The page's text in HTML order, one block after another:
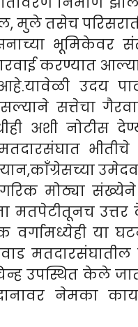
मुले तसेच
भूमिकेवर
करण्यात
उदय
सत्तेचा
अशी नोटीस
भीतीचे
मोठ्या
मतपेटीतूनच उत्तर
या
उपस्थित केले
नेमका